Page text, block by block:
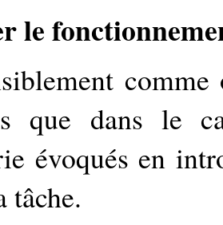
le
que dans le
évoqués en